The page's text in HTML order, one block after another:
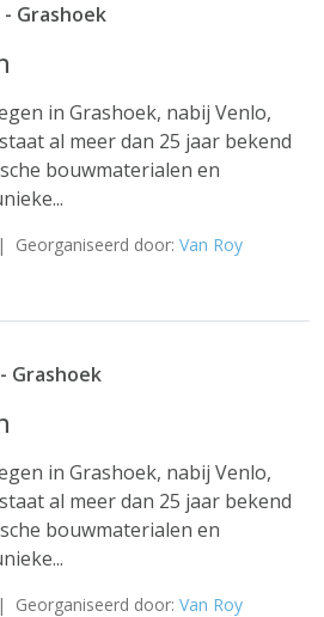
Grashoek
in Grashoek, nabij Venlo,
al meer dan 25 jaar bekend
bouwmaterialen en
Georganiseerd door: Van Roy
Grashoek
in Grashoek, nabij Venlo,
al meer dan 25 jaar bekend
bouwmaterialen en
Georganiseerd door: Van Roy